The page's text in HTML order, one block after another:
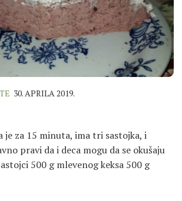
30. APRILA 2019.
za 15 minuta, ima tri sastojka, i
pravi da i deca mogu da se okušaju
500 g mlevenog keksa 500 g